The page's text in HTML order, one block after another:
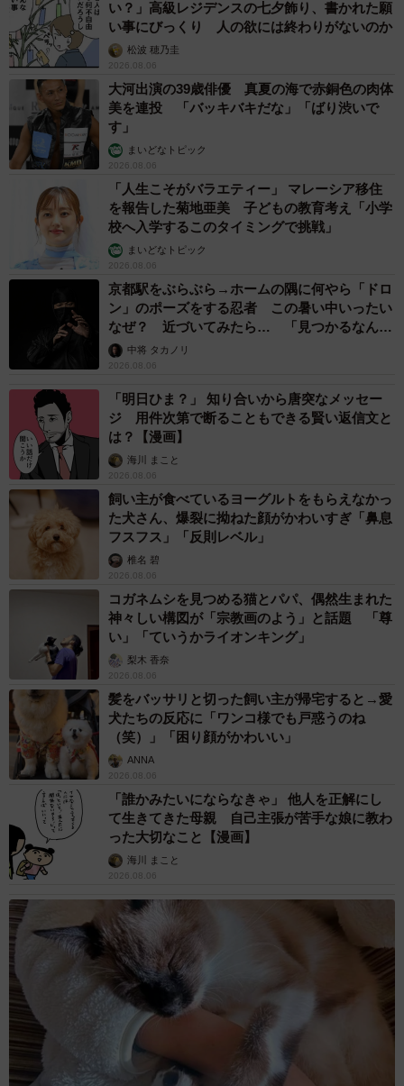
い？」高級レジデンスの七夕飾り、書かれた願
い事にびっくり 人の欲には終わりがないのか
松波 穂乃圭
2026.08.06
大河出演の39歳俳優 真夏の海で赤銅色の肉体
美を連投 「バッキバキだな」「ばり渋いで
す」
まいどなトピック
2026.08.06
「人生こそがバラエティー」 マレーシア移住
を報告した菊地亜美 子どもの教育考え「小学
校へ入学するこのタイミングで挑戦」
まいどなトピック
2026.08.06
京都駅をぶらぶら→ホームの隅に何やら「ドロ
ン」のポーズをする忍者 この暑い中いったい
なぜ？ 近づいてみたら… 「見つかるなんて
未熟」中将 タカノリ
2026.08.06
「明日ひま？」 知り合いから唐突なメッセー
ジ 用件次第で断ることもできる賢い返信文と
は？【漫画】
海川 まこと
2026.08.06
飼い主が食べているヨーグルトをもらえなかっ
た犬さん、爆裂に拗ねた顔がかわいすぎ「鼻息
フスフス」「反則レベル」
椎名 碧
2026.08.06
コガネムシを見つめる猫とパパ、偶然生まれた
神々しい構図が「宗教画のよう」と話題 「尊
い」「ていうかライオンキング」
梨木 香奈
2026.08.06
髪をバッサリと切った飼い主が帰宅すると→愛
犬たちの反応に「ワンコ様でも戸惑うのね
（笑）」「困り顔がかわいい」
ANNA
2026.08.06
「誰かみたいにならなきゃ」 他人を正解にし
て生きてきた母親 自己主張が苦手な娘に教わ
った大切なこと【漫画】
海川 まこと
2026.08.06